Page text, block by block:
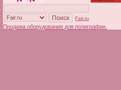
Fair.ru
Продажа оборудования для полиграфии.